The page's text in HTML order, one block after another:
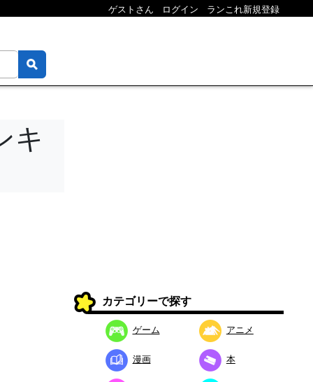
ゲストさん ログイン ランこれ新規登録
キ
カテゴリーで探す
ゲーム アニメ
漫画 本